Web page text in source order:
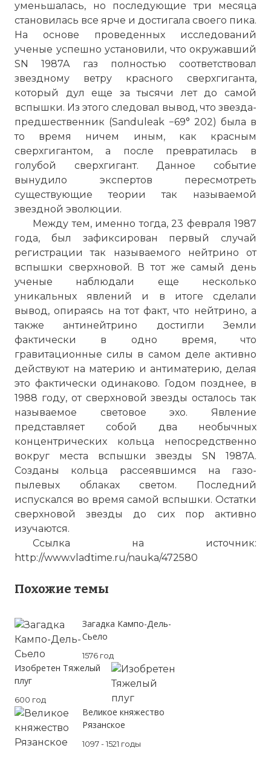
уменьшалась, но последующие три месяца
становилась все ярче и достигала своего пика.
На основе проведенных исследований
ученые успешно установили, что окружавший
SN 1987A газ полностью соответствовал
звездному ветру красного сверхгиганта,
который дул еще за тысячи лет до самой
вспышки. Из этого следовал вывод, что звезда-
предшественник (Sanduleak −69° 202) была в
то время ничем иным, как красным
сверхгигантом, а после превратилась в
голубой сверхгигант. Данное событие
вынудило экспертов пересмотреть
существующие теории так называемой
звездной эволюции.
Между тем, именно тогда, 23 февраля 1987
года, был зафиксирован первый случай
регистрации так называемого нейтрино от
вспышки сверхновой. В тот же самый день
ученые наблюдали еще несколько
уникальных явлений и в итоге сделали
вывод, опираясь на тот факт, что нейтрино, а
также антинейтрино достигли Земли
фактически в одно время, что
гравитационные силы в самом деле активно
действуют на материю и антиматерию, делая
это фактически одинаково. Годом позднее, в
1988 году, от сверхновой звезды осталось так
называемое световое эхо. Явление
представляет собой два необычных
концентрических кольца непосредственно
вокруг места вспышки звезды SN 1987A.
Созданы кольца рассеявшимся на газо-
пылевых облаках светом. Последний
испускался во время самой вспышки. Остатки
сверхновой звезды до сих пор активно
изучаются.
Ссылка на источник:
http://www.vladtime.ru/nauka/472580
Похожие темы
Загадка Кампо-Дель-
Сьело
1576 год
Изобретен Тяжелый
плуг
600 год
Великое княжество
Рязанское
1097 - 1521 годы
☓
Supernova II (SN 1987A) 1988 NASA JPL Jet
Имя:
Комментарий:
Проверочный код: